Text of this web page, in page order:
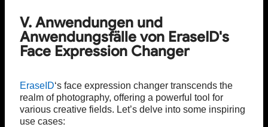
V. Anwendungen und
Anwendungsfälle von EraseID's
Face Expression Changer
EraseID‘s face expression changer transcends the
realm of photography, offering a powerful tool for
various creative fields. Let’s delve into some inspiring
use cases: